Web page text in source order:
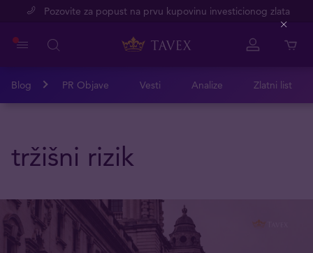
Pozovite za popust na prvu kupovinu investicionog zlata
Blog PR Objave Vesti Analize Zlatni list
tržišni rizik
Close